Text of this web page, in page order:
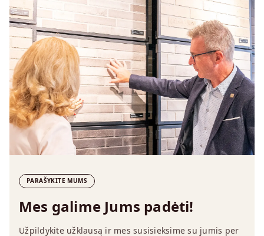
PARAŠYKITE MUMS
Mes galime Jums padėti!
Užpildykite užklausą ir mes susisieksime su jumis per